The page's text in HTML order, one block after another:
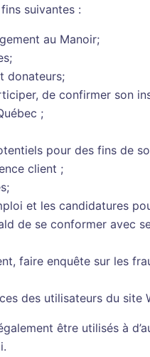
suivantes :
au Manoir;
donateurs;
de confirmer son
;
pour des fins de
client ;
et les candidatures
de se conformer avec
faire enquête sur les
des utilisateurs du site
être utilisés à